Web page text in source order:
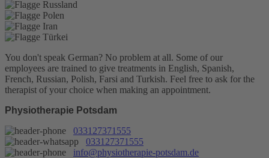
You don't speak German? No problem at all. Some of our
employees are trained to give treatments in English, Spanish,
French, Russian, Polish, Farsi and Turkish. Feel free to ask for the
therapist of your choice when making an appointment.
Physiotherapie Potsdam
033127371555
033127371555
info@physiotherapie-potsdam.de